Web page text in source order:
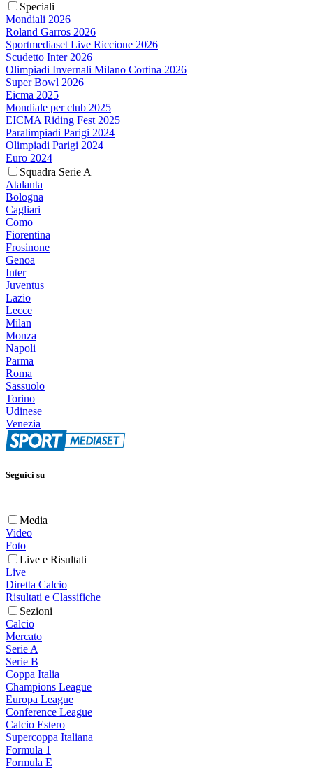
Speciali
Mondiali 2026
Roland Garros 2026
Sportmediaset Live Riccione 2026
Scudetto Inter 2026
Olimpiadi Invernali Milano Cortina 2026
Super Bowl 2026
Eicma 2025
Mondiale per club 2025
EICMA Riding Fest 2025
Paralimpiadi Parigi 2024
Olimpiadi Parigi 2024
Euro 2024
Squadra Serie A
Atalanta
Bologna
Cagliari
Como
Fiorentina
Frosinone
Genoa
Inter
Juventus
Lazio
Lecce
Milan
Monza
Napoli
Parma
Roma
Sassuolo
Torino
Udinese
Venezia
Seguici su
Media
Video
Foto
Live e Risultati
Live
Diretta Calcio
Risultati e Classifiche
Sezioni
Calcio
Mercato
Serie A
Serie B
Coppa Italia
Champions League
Europa League
Conference League
Calcio Estero
Supercoppa Italiana
Formula 1
Formula E